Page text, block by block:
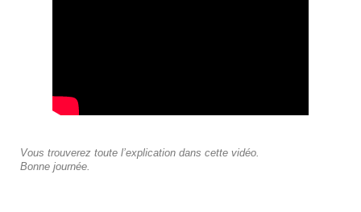
Vous trouverez toute l’explication dans cette vidéo.
Bonne journée.